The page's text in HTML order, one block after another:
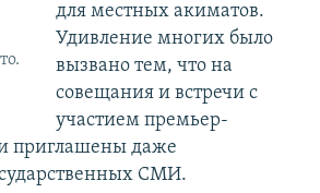
для местных акиматов.
Удивление многих было
вызвано тем, что на
совещания и встречи с
участием премьер-
приглашены даже
СМИ.